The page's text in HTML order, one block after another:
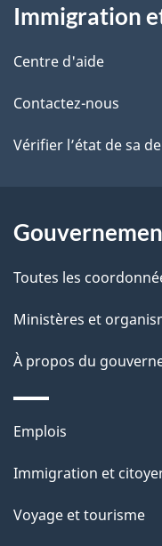
i
l
s
d
l
a
g
e
propos
de
ce
site
Immigration
Centre d'aide
Contactez-nous
Vérifier l’état de sa
Toutes les
Ministères et
À propos du
Thèmes
sujets
Emplois
Immigration et
Voyage et tourisme